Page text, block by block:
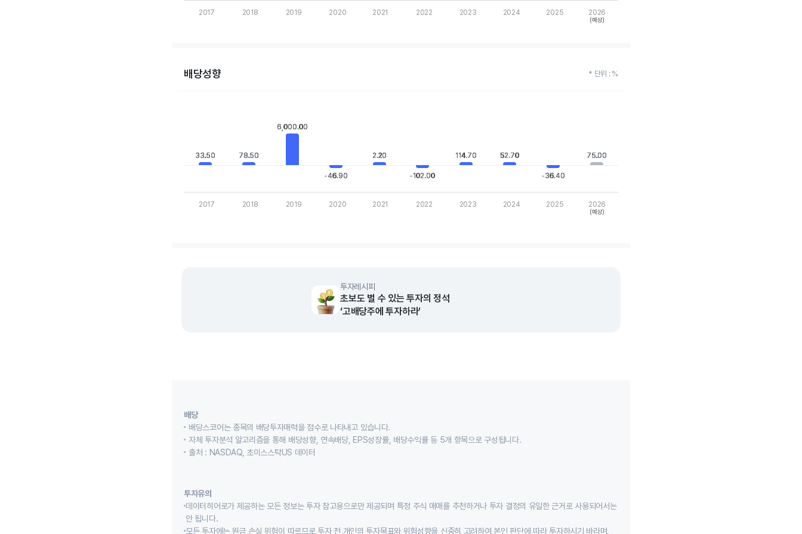
2017 2018 2019 2020 2021 2022 2023 2024 2025 2026
(예상)
배당성향 * 단위 : %
View as data table, Chart
The chart has 1 X axis displaying categories.
33.50
33.50 78.50
78.50
6,000.00
6,000.00
-46.90
-46.90
2.20
2.20
-102.00
-102.00
114.70
114.70 52.70
52.70
-36.40
-36.40
75.00
75.00
2017 2018 2019 2020 2021 2022 2023 2024 2025 2026
(예상)
투자레시피
초보도 벌 수 있는 투자의 정석
‘고배당주에 투자하라’
배당
배당스코어는 종목의 배당투자매력을 점수로 나타내고 있습니다.
자체 투자분석 알고리즘을 통해 배당성향, 연속배당, EPS성장률, 배당수익률 등 5개 항목으로 구성됩니다.
출처 : NASDAQ, 초이스스탁US 데이터
투자유의
데이터히어로가 제공하는 모든 정보는 투자 참고용으로만 제공되며 특정 주식 매매를 추천하거나 투자 결정의 유일한 근거로 사용되어서는
안 됩니다.
모든 투자에는 원금 손실 위험이 따르므로 투자 전 개인의 투자목표와 위험성향을 신중히 고려하여 본인 판단에 따라 투자하시기 바라며,